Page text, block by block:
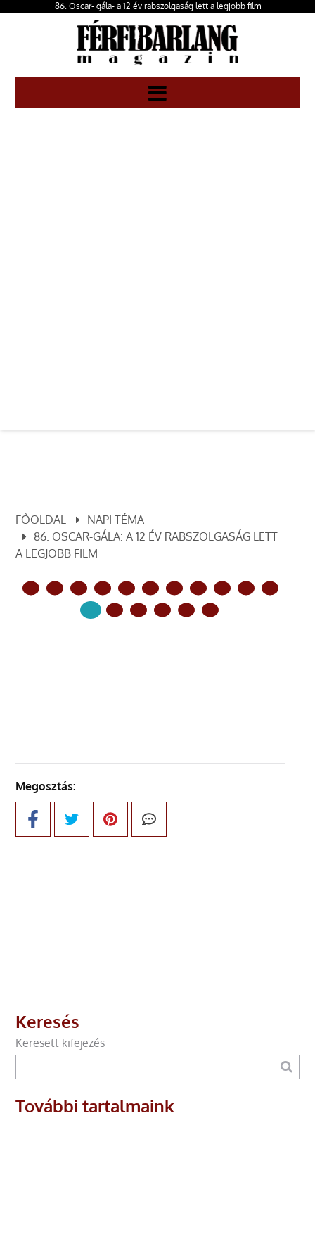
86. Oscar- gála- a 12 év rabszolgaság lett a legjobb film
FŐOLDAL
NAPI TÉMA
86. OSCAR-GÁLA: A 12 ÉV RABSZOLGASÁG LETT
A LEGJOBB FILM
Megosztás:
Keresés
Keresett kifejezés
További tartalmaink